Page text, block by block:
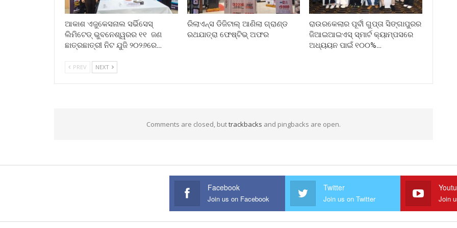
ଆକାଶ ଏଜୁକେସନାଲ ସର୍ଭିସେସ୍
ଲିମିଟେଡ୍ ଭୁବନେଶ୍ୱରର ୧୧ ଜଣ
ଛାତ୍ରଛାତ୍ରୀ ନିଟ ଯୁଜି ୨୦୨୬ରେ…
ରିଲାଏନ୍ସ ଡିଜିଟାଲ୍ ଆଣିଲା ଗ୍ରାଣ୍ଡ
ରଥଯାତ୍ରା ଫେଷ୍ଟିଭ୍ ଅଫର
ରାଉରକେଲାର ପୂର୍ବୀ ଗୁପ୍ତା ସିଙ୍ଗାପୁରର
ଜିଆଇଆଇଏସ୍ ସ୍ମାର୍ଟ କ୍ୟାମ୍ପସରେ
ଅଧ୍ୟୟନ ପାଇଁ ୧୦୦%…
PREV NEXT
Comments are closed, buttrackbacks and pingbacks are open.
Facebook
Join us on Facebook
Twitter
Join us on Twitter Join